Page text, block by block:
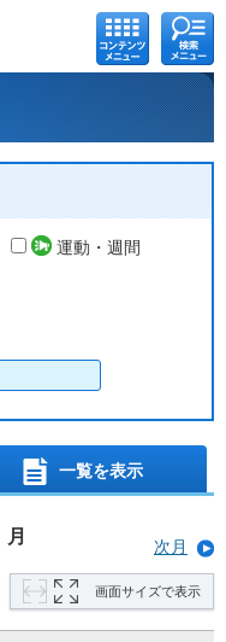
コンテ
ンツメ
ニュー
検索メ
ニュー
運動・週間
一覧を表示
月 次月
画面サイズで表示